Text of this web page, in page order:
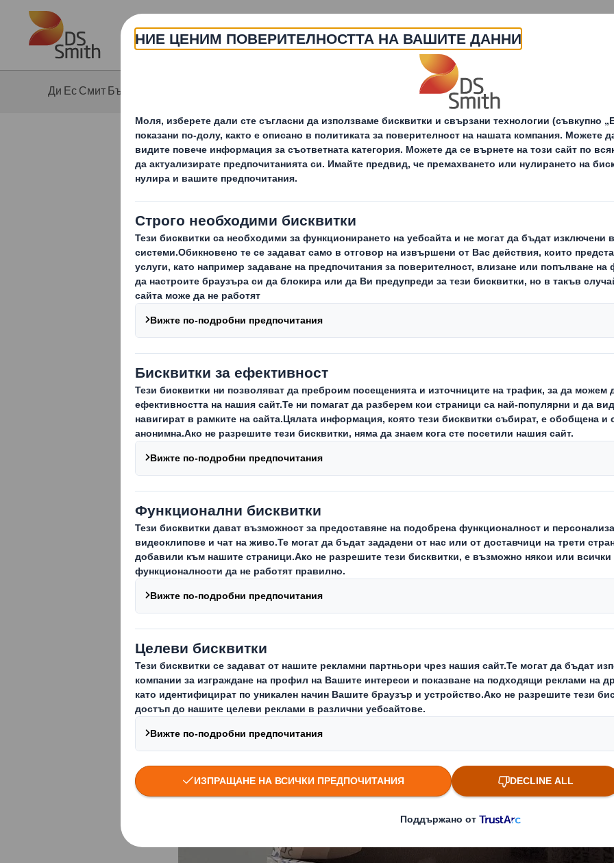
Skip to main content
За нас Продукти и услуги
Ди Ес Смит България Новини и съобщения за пресата
Bing Bang | Опаковка за
Търговия
Big Bang, клиент на DS Smith Slovenia, се обърна
експертите на DS Smith с цел разработка на
електронна търговия, с която да доставят
комплекта компютри.